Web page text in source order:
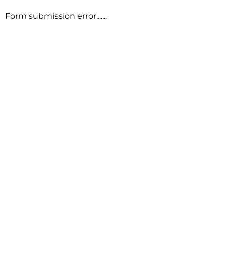
Form submission error.......